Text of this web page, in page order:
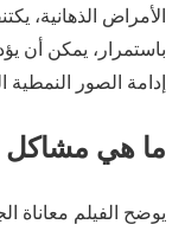
الأمراض الذهانية،
باستمرار، يمكن أن
إدامة الصور
ما هي مشاكل
يوضح الفيلم معاناة